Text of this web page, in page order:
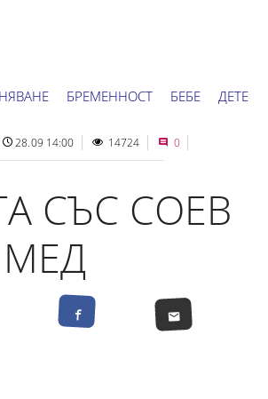
БРЕМЕННОСТ БЕБЕ ДЕТЕ
ХОРОСКОП
28.09 14:00 14724 0
СЪС СОЕВ